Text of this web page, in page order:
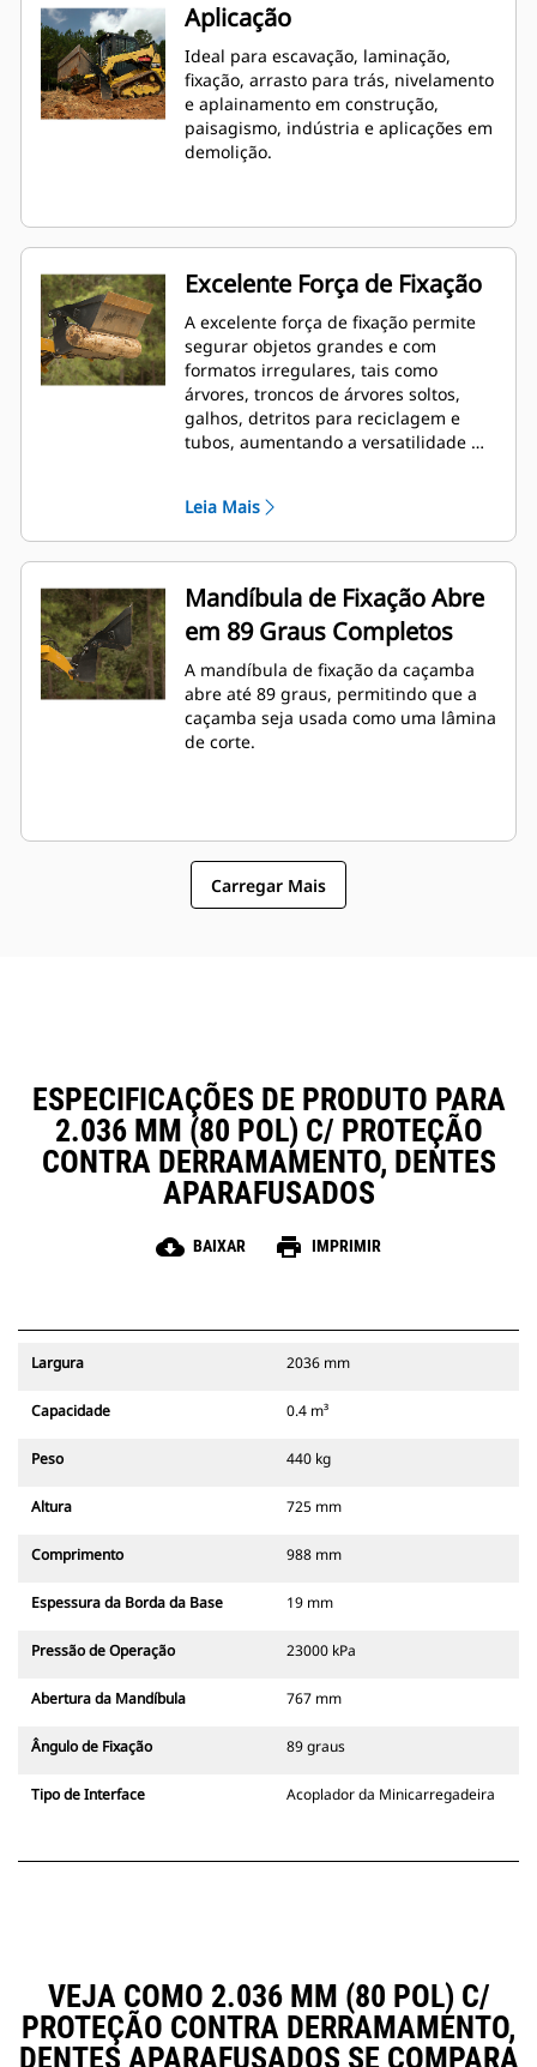
Aplicação
Ideal para escavação, laminação,
fixação, arrasto para trás, nivelamento
e aplainamento em construção,
paisagismo, indústria e aplicações em
demolição.
Excelente Força de Fixação
A excelente força de fixação permite
segurar objetos grandes e com
formatos irregulares, tais como
árvores, troncos de árvores soltos,
galhos, detritos para reciclagem e
tubos, aumentando a versatilidade de
Leia Mais
Mandíbula de Fixação Abre
em 89 Graus Completos
A mandíbula de fixação da caçamba
abre até 89 graus, permitindo que a
caçamba seja usada como uma lâmina
de corte.
Carregar Mais
ESPECIFICAÇÕES DE PRODUTO PARA
2.036 MM (80 POL) C/ PROTEÇÃO
CONTRA DERRAMAMENTO, DENTES
APARAFUSADOS
cloud_download BAIXAR print IMPRIMIR
Largura 2036 mm
Capacidade 0.4 m³
Peso 440 kg
Altura 725 mm
Comprimento 988 mm
Espessura da Borda da Base 19 mm
Pressão de Operação 23000 kPa
Abertura da Mandíbula 767 mm
Ângulo de Fixação 89 graus
Tipo de Interface Acoplador da Minicarregadeira
VEJA COMO 2.036 MM (80 POL) C/
PROTEÇÃO CONTRA DERRAMAMENTO,
DENTES APARAFUSADOS SE COMPARA